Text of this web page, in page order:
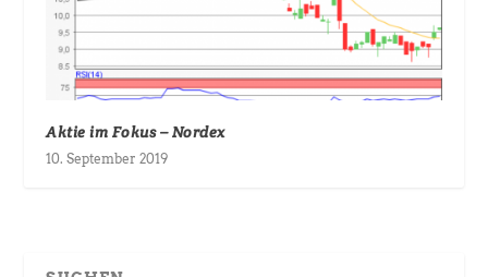
Aktie im Fokus – Nordex
10. September 2019